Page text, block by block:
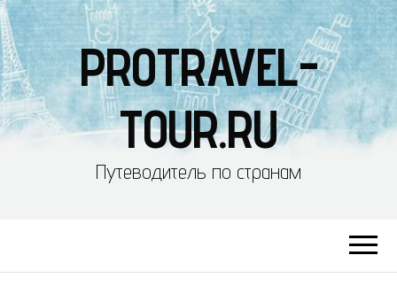
PROTRAVEL-
TOUR.RU
Путеводитель по странам